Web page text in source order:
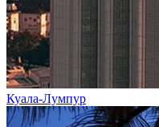
Куала-Лумпур